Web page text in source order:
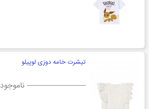
تیشرت خامه دوزی لوپیلو
ناموجود